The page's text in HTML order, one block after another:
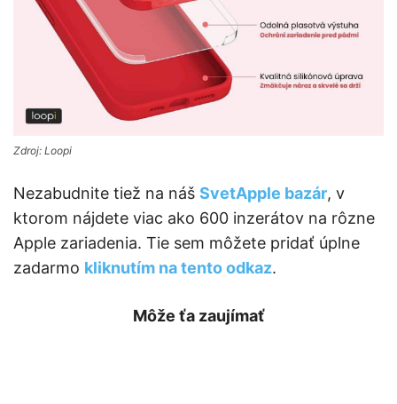
Zdroj: Loopi
Nezabudnite tiež na náš SvetApple bazár, v
ktorom nájdete viac ako 600 inzerátov na rôzne
Apple zariadenia. Tie sem môžete pridať úplne
zadarmo kliknutím na tento odkaz.
Môže ťa zaujímať